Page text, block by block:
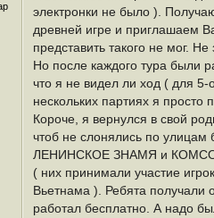
электронки не было ).
древней игре и приглашаем
представить такого не мог.
Но после каждого тура были
что я не видел ли ход ( для
нескольких партиях я просто
Короче, я вернулся в свой
чтоб не слонялись по улицам
ЛЕНИНСКОЕ ЗНАМЯ и
( них принимали участие
Вьетнама ). Ребята получали
работал бесплатно. А надо